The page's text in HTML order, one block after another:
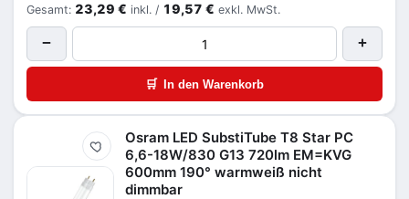
Gesamt: 23,29 € inkl. / 19,57 € exkl. MwSt.
− +
🛒 In den Warenkorb
Merken
Osram LED SubstiTube T8 Star PC
6,6-18W/830 G13 720lm EM=KVG
600mm 190° warmweiß nicht
dimmbar